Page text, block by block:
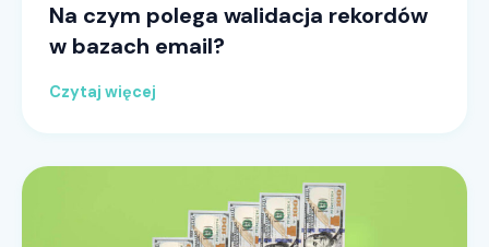
Na czym polega walidacja rekordów
w bazach email?
Czytaj więcej